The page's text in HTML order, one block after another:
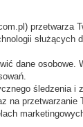
rozprowadzanie
prezentowanych
nierównych
produktów
ich jakość i
i
przetwarza
dane
śledzenia
na